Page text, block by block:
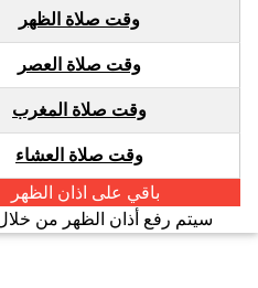
وقت صلاة الظهر
وقت صلاة العصر
وقت صلاة المغرب
وقت صلاة العشاء
باقي على اذان الظهر
سيتم رفع أذان الظهر من